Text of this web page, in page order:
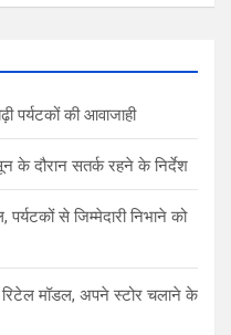
पर्यटकों की आवाजाही
के दौरान सतर्क रहने के निर्देश
से जिम्मेदारी निभाने को
मॉडल, अपने स्टोर चलाने के